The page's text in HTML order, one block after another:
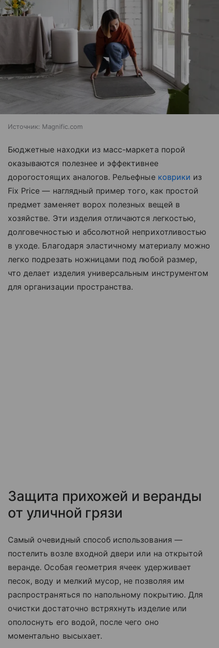
Источник: Magnific.com
Бюджетные находки из масс-маркета порой
оказываются полезнее и эффективнее
дорогостоящих аналогов. Рельефные коврики из
Fix Price — наглядный пример того, как простой
предмет заменяет ворох полезных вещей в
хозяйстве. Эти изделия отличаются легкостью,
долговечностью и абсолютной неприхотливостью
в уходе. Благодаря эластичному материалу можно
легко подрезать ножницами под любой размер,
что делает изделия универсальным инструментом
для организации пространства.
Защита прихожей и веранды
от уличной грязи
Самый очевидный способ использования —
постелить возле входной двери или на открытой
веранде. Особая геометрия ячеек удерживает
песок, воду и мелкий мусор, не позволяя им
распространяться по напольному покрытию. Для
очистки достаточно встряхнуть изделие или
ополоснуть его водой, после чего оно
моментально высыхает.